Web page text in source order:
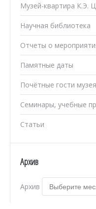
Музей-квартира К.Э.
Научная библиотека
Отчеты о
Памятные даты
Почётные гости музея
Семинары, учебные
Статьи
Архив
Архив